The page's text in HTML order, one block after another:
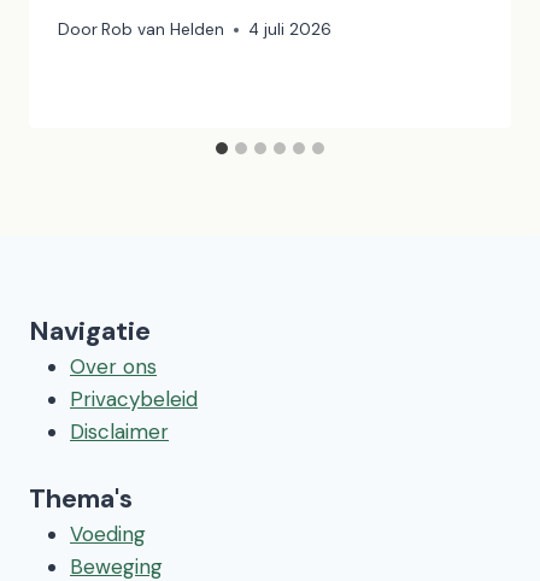
DoorRob van Helden 4 juli 2026
Navigatie
Over ons
Privacybeleid
Disclaimer
Thema's
Voeding
Beweging